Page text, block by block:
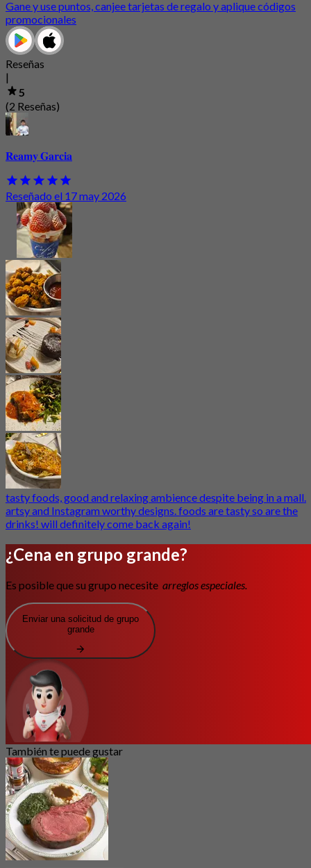
Gane y use puntos, canjee tarjetas de regalo y aplique códigos
promocionales
Reseñas
|
5
(2 Reseñas)
𝐑𝐞𝐚𝐦𝐲 𝐆𝐚𝐫𝐜𝐢𝐚
Reseñado el 17 may 2026
tasty foods, good and relaxing ambience despite being in a mall.
artsy and Instagram worthy designs. foods are tasty so are the
drinks! will definitely come back again!
¿Cena en grupo grande?
Es posible que su grupo necesite arreglos especiales.
Enviar una solicitud de grupo
grande
También te puede gustar